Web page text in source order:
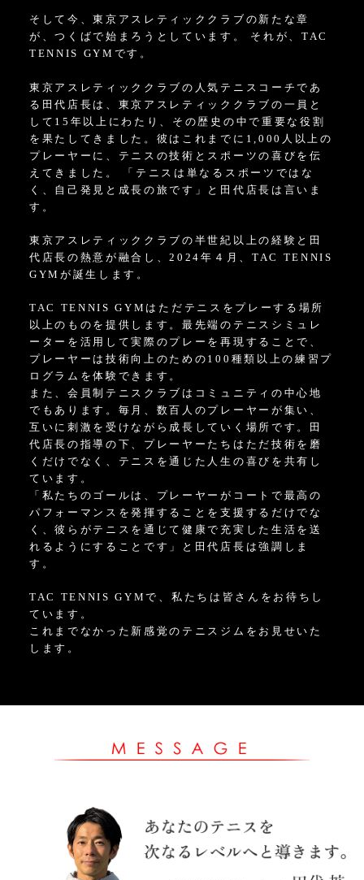
そして今、東京アスレティッククラブの新たな章
が、つくばで始まろうとしています。 それが、TAC
TENNIS GYMです。
東京アスレティッククラブの人気テニスコーチであ
る田代店長は、東京アスレティッククラブの一員と
して15年以上にわたり、その歴史の中で重要な役割
を果たしてきました。彼はこれまでに1,000人以上の
プレーヤーに、テニスの技術とスポーツの喜びを伝
えてきました。 「テニスは単なるスポーツではな
く、自己発見と成長の旅です」と田代店長は言いま
す。
東京アスレティッククラブの半世紀以上の経験と田
代店長の熱意が融合し、2024年４月、TAC TENNIS
GYMが誕生します。
TAC TENNIS GYMはただテニスをプレーする場所
以上のものを提供します。最先端のテニスシミュレ
ーターを活用して実際のプレーを再現することで、
プレーヤーは技術向上のための100種類以上の練習プ
ログラムを体験できます。
また、会員制テニスクラブはコミュニティの中心地
でもあります。毎月、数百人のプレーヤーが集い、
互いに刺激を受けながら成長していく場所です。田
代店長の指導の下、プレーヤーたちはただ技術を磨
くだけでなく、テニスを通じた人生の喜びを共有し
ています。
「私たちのゴールは、プレーヤーがコートで最高の
パフォーマンスを発揮することを支援するだけでな
く、彼らがテニスを通じて健康で充実した生活を送
れるようにすることです」と田代店長は強調しま
す。
TAC TENNIS GYMで、私たちは皆さんをお待ちし
ています。
これまでなかった新感覚のテニスジムをお見せいた
します。